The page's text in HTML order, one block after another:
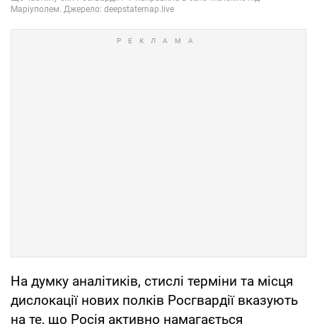
На думку аналітиків, стислі терміни та місця
дислокації нових полків Росгвардії вказують
на те, що Росія активно намагається